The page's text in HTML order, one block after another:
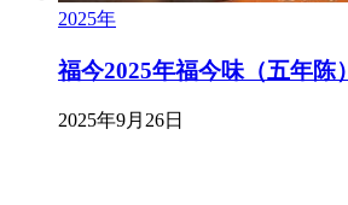
2025年
福今2025年福今味（五年陈）
2025年9月26日